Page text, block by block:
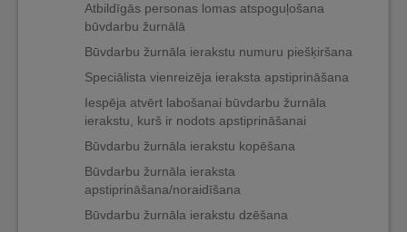
Atbildīgās personas lomas atspoguļošana
būvdarbu žurnālā
Būvdarbu žurnāla ierakstu numuru piešķiršana
Speciālista vienreizēja ieraksta apstiprināšana
Iespēja atvērt labošanai būvdarbu žurnāla
ierakstu, kurš ir nodots apstiprināšanai
Būvdarbu žurnāla ierakstu kopēšana
Būvdarbu žurnāla ieraksta
apstiprināšana/noraidīšana
Būvdarbu žurnāla ierakstu dzēšana